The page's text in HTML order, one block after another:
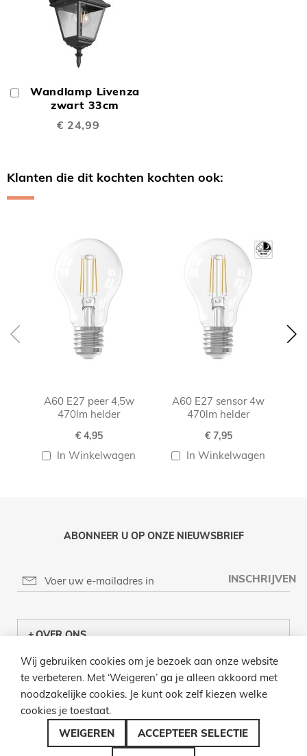
Wandlamp Livenza
zwart 33cm
€ 24,99
In
Winkelwagen
Klanten die dit kochten kochten ook:
A60 E27 peer 4,5w
470lm helder
€ 4,95
In Winkelwagen
A60 E27 sensor 4w
470lm helder
€ 7,95
In Winkelwagen
ABONNEER U OP ONZE NIEUWSBRIEF
INSCHRIJVEN
OVER ONS
KLANTENCENTRUM
INFO
BEL ONS
Wij gebruiken cookies om je bezoek aan onze website
te verbeteren. Met ‘Weigeren’ ga je alleen akkoord met
noodzakelijke cookies. Je kunt ook zelf kiezen welke
cookies je toestaat.
WEIGEREN
ACCEPTEER SELECTIE